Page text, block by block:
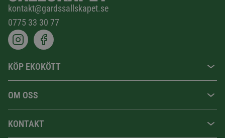
kontakt@gardssallskapet.se
0775 33 30 77
KÖP EKOKÖTT
OM OSS
KONTAKT